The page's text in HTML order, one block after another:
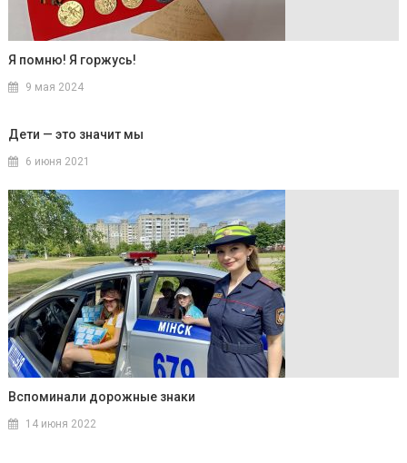
Я помню! Я горжусь!
9 мая 2024
Дети — это значит мы
6 июня 2021
Вспоминали дорожные знаки
14 июня 2022